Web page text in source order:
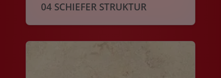
04 SCHIEFER STRUKTUR